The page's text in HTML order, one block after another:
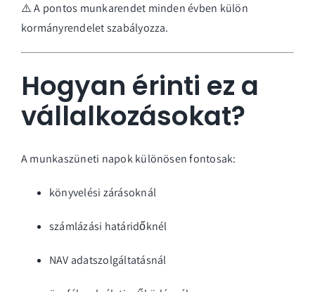
⚠️ A pontos munkarendet minden évben külön
kormányrendelet szabályozza.
Hogyan érinti ez a
vállalkozásokat?
A munkaszüneti napok különösen fontosak:
könyvelési zárásoknál
számlázási határidőknél
NAV adatszolgáltatásnál